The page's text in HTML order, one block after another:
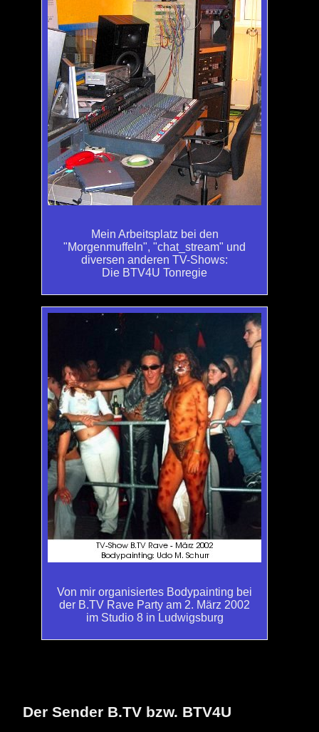
Mein Arbeitsplatz bei den
"Morgenmuffeln", "chat_stream" und
diversen anderen TV-Shows:
Die BTV4U Tonregie
Von mir organisiertes Bodypainting bei
der B.TV Rave Party am 2. März 2002
im Studio 8 in Ludwigsburg
Der Sender B.TV bzw. BTV4U